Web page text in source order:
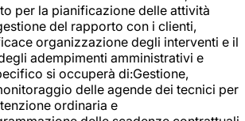
per la pianificazione delle attività
del rapporto con i clienti,
organizzazione degli interventi e il
adempimenti amministrativi e
si occuperà di:Gestione,
delle agende dei tecnici per
ordinaria e